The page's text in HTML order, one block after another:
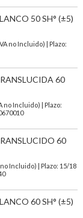
50 SH° (±5)
no Incluido) | Plazo:
60
no Incluido)
| Plazo:
60
Incluido)
| Plazo: 15/18
60 SH° (±5)